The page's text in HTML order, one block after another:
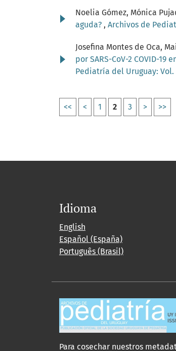
Noelia Gómez, Mónica
aguda? , Archivos de
Josefina Montes de Oca,
por SARS-CoV-2 COVID-
Pediatría del Uruguay: Vol.
<< < 1 2 3 > >>
Idioma
English
Español (España)
Português (Brasil)
Para cosechar nuestros